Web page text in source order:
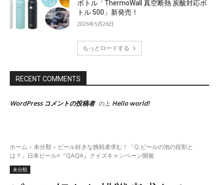
資料をダウンロード
ボトル「ThermoWall 真空断熱 炭酸対応ボ
トル 500」新発売！
2026年5月26日
もっとロードする
RECENT COMMENTS
WordPress コメントの投稿者 の上 Hello world!